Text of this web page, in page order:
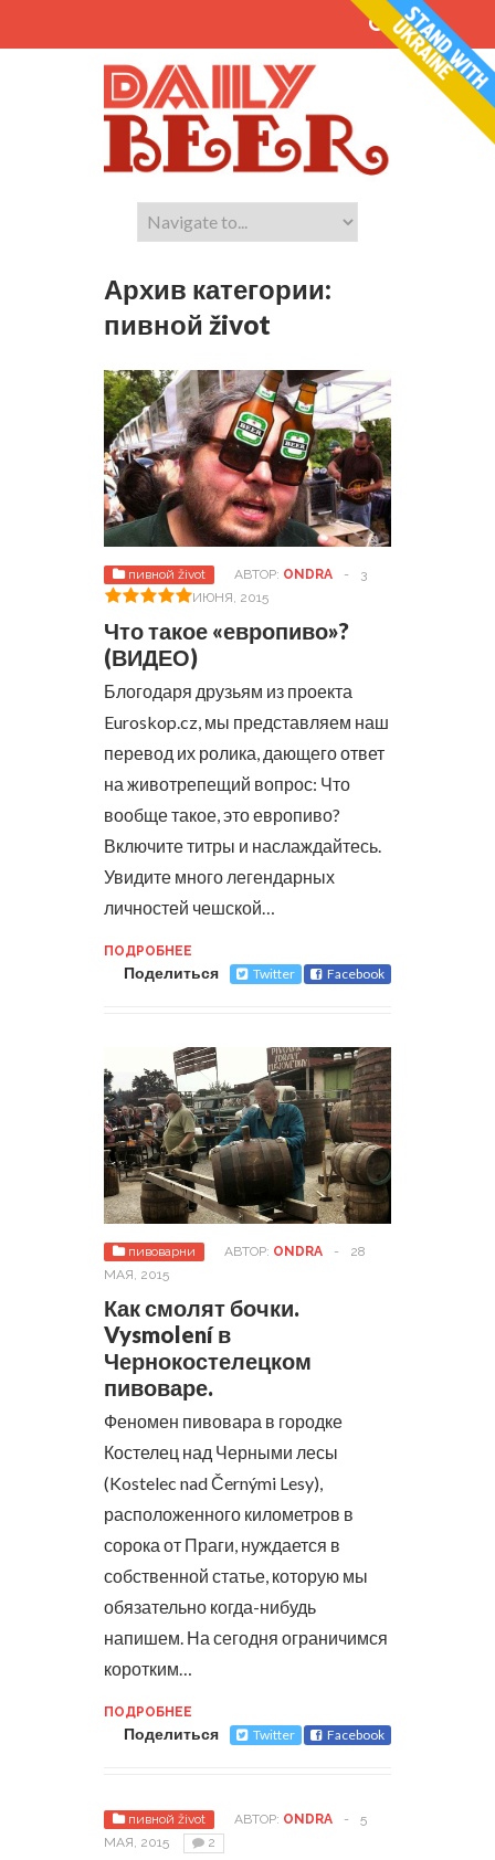
Архив категории:
пивной život
пивной život АВТОР: ONDRA -
3
ИЮНЯ, 2015
Что такое «европиво»?
(ВИДЕО)
Блогодаря друзьям из проекта
Euroskop.cz, мы представляем наш
перевод их ролика, дающего ответ
на животрепещий вопрос: Что
вообще такое, это европиво?
Включите титры и наслаждайтесь.
Увидите много легендарных
личностей чешской…
ПОДРОБНЕЕ
Поделиться Twitter Facebook
пивоварни АВТОР: ONDRA -
28
МАЯ, 2015
Как смолят бочки.
Vysmolení в
Чернокостелецком
пивоваре.
Феномен пивовара в городке
Костелец над Черными лесы
(Kostelec nad Černými Lesy),
расположенного километров в
сорока от Праги, нуждается в
собственной статье, которую мы
обязательно когда-нибудь
напишем. На сегодня ограничимся
коротким…
ПОДРОБНЕЕ
Поделиться Twitter Facebook
пивной život АВТОР: ONDRA -
5
МАЯ, 2015
2